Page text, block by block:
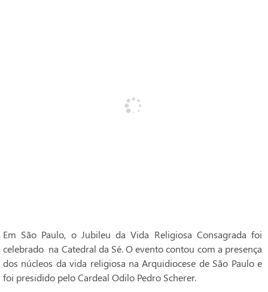
Em São Paulo, o Jubileu da Vida Religiosa Consagrada foi
celebrado na Catedral da Sé. O evento contou com a presença
dos núcleos da vida religiosa na Arquidiocese de São Paulo e
foi presidido pelo Cardeal Odilo Pedro Scherer.